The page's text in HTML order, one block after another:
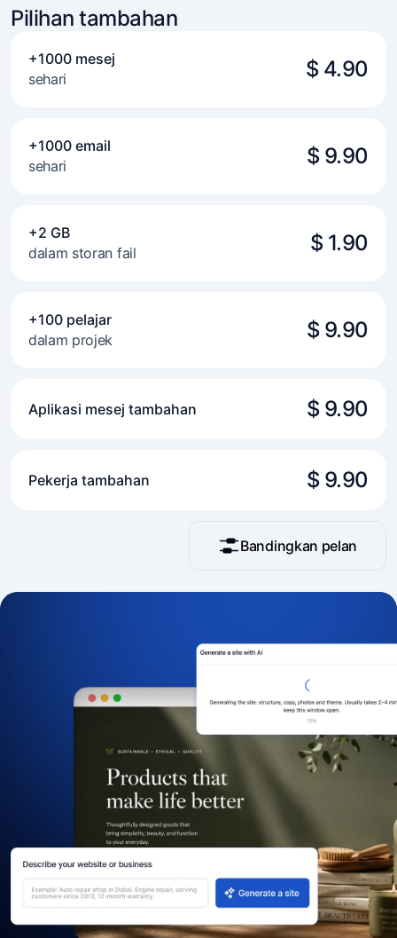
Bandingkan pelan
Pilihan tambahan
+1000 mesej
sehari
$ 4.90
+1000 email
sehari
$ 9.90
+2 GB
dalam storan fail
$ 1.90
+100 pelajar
dalam projek
$ 9.90
Aplikasi mesej tambahan $ 9.90
Pekerja tambahan $ 9.90